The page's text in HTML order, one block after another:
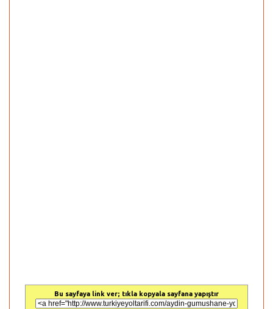
Bu sayfaya link ver; tıkla kopyala sayfana yapıştır